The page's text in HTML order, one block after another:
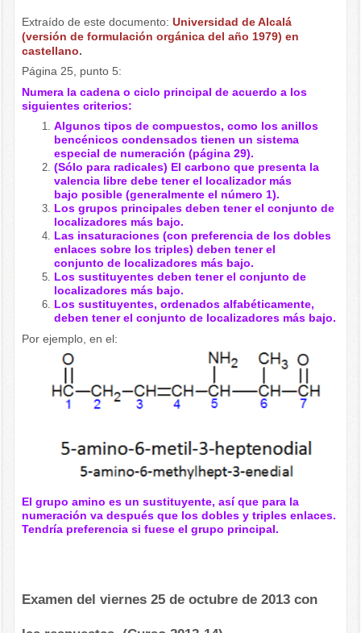
Extraído de este documento: Universidad de Alcalá
(versión de formulación orgánica del año 1979) en
castellano.
Página 25, punto 5:
Numera la cadena o ciclo principal de acuerdo a los
siguientes criterios:
Algunos tipos de compuestos, como los anillos
bencénicos condensados tienen un sistema
especial de numeración (página 29).
(Sólo para radicales) El carbono que presenta la
valencia libre debe tener el localizador más
bajo posible (generalmente el número 1).
Los grupos principales deben tener el conjunto de
localizadores más bajo.
Las insaturaciones (con preferencia de los dobles
enlaces sobre los triples) deben tener el
conjunto de localizadores más bajo.
Los sustituyentes deben tener el conjunto de
localizadores más bajo.
Los sustituyentes, ordenados alfabéticamente,
deben tener el conjunto de localizadores más bajo.
Por ejemplo, en el:
El grupo amino es un sustituyente, así que para la
numeración va después que los dobles y triples enlaces.
Tendría preferencia si fuese el grupo principal.
Examen del viernes 25 de octubre de 2013 con